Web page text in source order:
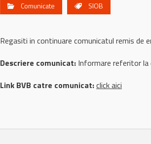
Comunicate SIOB
Regasiti in continuare comunicatul remis de
Descriere comunicat: Informare referitor
Link BVB catre comunicat:click aici